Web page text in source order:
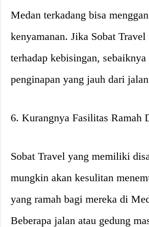
Medan terkadang bisa
kenyamanan. Jika Sobat
terhadap kebisingan,
penginapan yang jauh dari
6. Kurangnya Fasilitas Ramah
Sobat Travel yang memiliki
mungkin akan kesulitan
yang ramah bagi mereka di
Beberapa jalan atau gedung